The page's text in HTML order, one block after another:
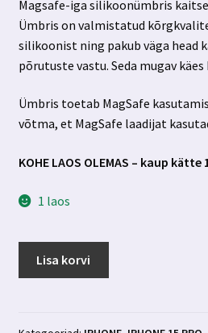
oli:
8.99 €.
on:
5.99 €.
Magsafe-iga silikoonümbris
Ümbris on valmistatud
silikoonist ning pakub väga head
põrutuste vastu. Seda mugav
Ümbris toetab MagSafe
võtma, et MagSafe laadijat
KOHE LAOS OLEMAS – kaup
1 laos
Lisa korvi